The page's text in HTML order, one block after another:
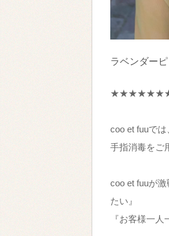
ラベンダー
coo et fuuで
手指消毒
coo et fuuが
たい』
『お客様一